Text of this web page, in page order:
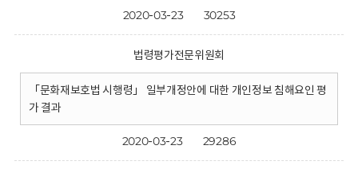
2020-03-23 30253
법령평가전문위원회
「문화재보호법 시행령」 일부개정안에 대한 개인정보 침해요인 평
가 결과
2020-03-23 29286